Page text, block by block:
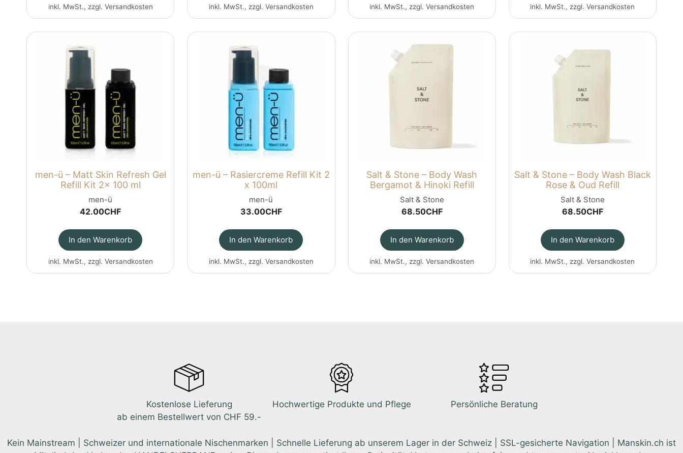
inkl. MwSt., zzgl. Versandkosten inkl. MwSt., zzgl. Versandkosten inkl. MwSt., zzgl.Versandkosten inkl. MwSt., zzgl.Versandkosten
men-ü – Matt Skin Refresh Gel
Refill Kit 2x 100 ml
men-ü
42.00CHF
In den Warenkorb
inkl. MwSt., zzgl. Versandkosten
men-ü – Rasiercreme Refill Kit 2
x 100ml
men-ü
33.00CHF
In den Warenkorb
inkl. MwSt., zzgl. Versandkosten
Salt & Stone – Body Wash
Bergamot & Hinoki Refill
Salt & Stone
68.50CHF
In den Warenkorb
inkl. MwSt., zzgl.Versandkosten
Salt & Stone – Body Wash Black
Rose & Oud Refill
Salt & Stone
68.50CHF
In den Warenkorb
inkl. MwSt., zzgl.Versandkosten
Kostenlose Lieferung
ab einem Bestellwert von CHF 59.-
Hochwertige Produkte und Pflege Persönliche Beratung
Kein Mainstream | Schweizer und internationale Nischenmarken | Schnelle Lieferung ab unserem Lager in der Schweiz | SSL-gesicherte Navigation | Manskin.ch ist